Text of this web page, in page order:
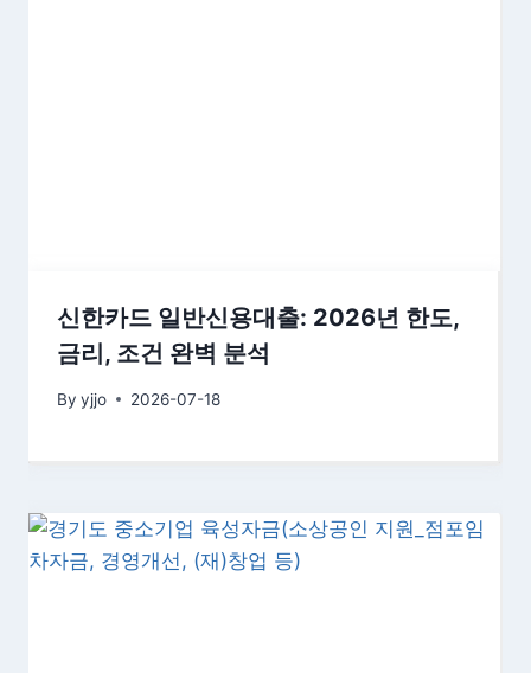
신한카드 일반신용대출: 2026년 한도,
금리, 조건 완벽 분석
By yjjo 2026-07-18